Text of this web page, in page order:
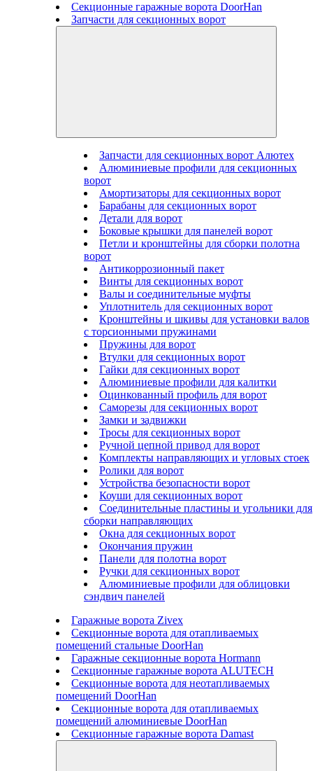
Секционные гаражные ворота DoorHan
Запчасти для секционных ворот
Запчасти для секционных ворот Алютех
Алюминиевые профили для секционных
ворот
Амортизаторы для секционных ворот
Барабаны для секционных ворот
Детали для ворот
Боковые крышки для панелей ворот
Петли и кронштейны для сборки полотна
ворот
Антикоррозионный пакет
Винты для секционных ворот
Валы и соединительные муфты
Уплотнитель для секционных ворот
Кронштейны и шкивы для установки валов
с торсионными пружинами
Пружины для ворот
Втулки для секционных ворот
Гайки для секционных ворот
Алюминиевые профили для калитки
Оцинкованный профиль для ворот
Саморезы для секционных ворот
Замки и задвижки
Тросы для секционных ворот
Ручной цепной привод для ворот
Комплекты направляющих и угловых стоек
Ролики для ворот
Устройства безопасности ворот
Коуши для секционных ворот
Соединительные пластины и угольники для
сборки направляющих
Окна для секционных ворот
Окончания пружин
Панели для полотна ворот
Ручки для секционных ворот
Алюминиевые профили для облицовки
сэндвич панелей
Гаражные ворота Zivex
Секционные ворота для отапливаемых
помещений стальные DoorHan
Гаражные секционные ворота Hormann
Секционные гаражные ворота ALUTECH
Секционные ворота для неотапливаемых
помещений DoorHan
Секционные ворота для отапливаемых
помещений алюминиевые DoorHan
Секционные гаражные ворота Damast